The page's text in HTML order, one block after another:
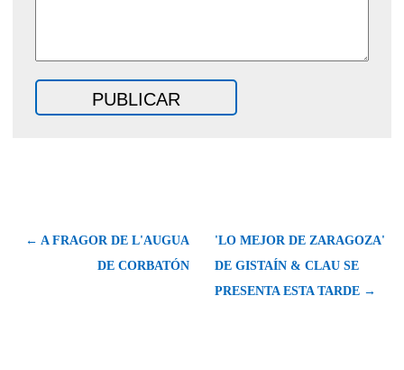
← A FRAGOR DE L'AUGUA
DE CORBATÓN
'LO MEJOR DE ZARAGOZA'
DE GISTAÍN & CLAU SE
PRESENTA ESTA TARDE →